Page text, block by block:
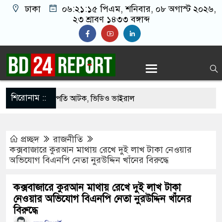
ঢাকা ০৬:২১:১৬ পিএম, শনিবার, ০৮ অগাস্ট ২০২৬,
২৩ শ্রাবণ ১৪৩৩ বঙ্গাব্দ
শিরোনাম ::
যুবদল সভাপতি আটক, ভিডিও ভাইরাল
দিলেন জামায়াত বহিষ্কাকৃত গাজী নজরুলের ১২
দায়ী থাকবে জামায়াত-এনসিপি: রাশেদ খাঁন
হারিয়েছে বর্তমান সরকার: নাহিদ ইসলাম
প্রচ্ছদ
রাজনীতি
কক্সবাজারে কুরআন মাথায় রেখে দুই লাখ টাকা নেওয়ার
অভিযোগ বিএনপি নেতা নুরউদ্দিন খাঁনের বিরুদ্ধে
কক্সবাজারে কুরআন মাথায় রেখে দুই লাখ টাকা
নেওয়ার অভিযোগ বিএনপি নেতা নুরউদ্দিন খাঁনের
বিরুদ্ধে